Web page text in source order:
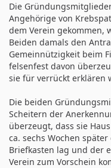
Die
Angehörige von
dem Verein gekommen,
Beiden damals den
Gemeinnützigkeit beim
felsenfest davon
sie für verrückt erklären
Die beiden
Scheitern der
überzeugt, dass sie
ca. sechs Wochen
Briefkasten lag und der
Verein zum Vorschein